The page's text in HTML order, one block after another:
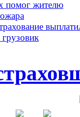
помог жителю